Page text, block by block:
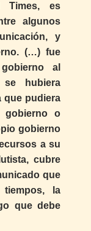
Times, es
algunos
y
(…) fue
al
se hubiera
que pudiera
gobierno o
gobierno
a su
cubre
que
la
que debe